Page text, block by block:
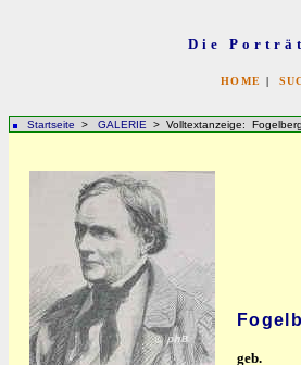
Die
HOME |
Startseite > GALERIE > Volltextanzeige:
geb.